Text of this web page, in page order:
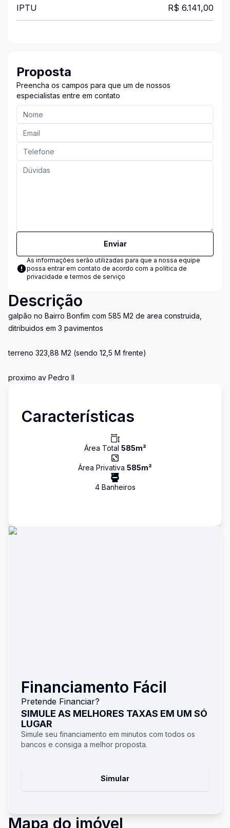
IPTU R$ 6.141,00
Proposta
Preencha os campos para que um de nossos
especialistas entre em contato
Enviar
As informações serão utilizadas para que a nossa equipe
possa entrar em contato de acordo com a política de
privacidade e termos de serviço
Descrição
galpão no Bairro Bonfim com 585 M2 de area construida,
ditribuidos em 3 pavimentos
terreno 323,88 M2 (sendo 12,5 M frente)
proximo av Pedro II
Características
Área Total 585m²
Área Privativa 585m²
4Banheiros
Financiamento Fácil
Pretende Financiar?
SIMULE AS MELHORES TAXAS EM UM SÓ
LUGAR
Simule seu financiamento em minutos com todos os
bancos e consiga a melhor proposta.
Simular
Mapa do imóvel